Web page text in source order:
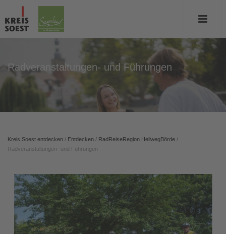
Radveranstaltungen- und Führungen
Kreis Soest entdecken / Entdecken / RadReiseRegion HellwegBörde /
Radveranstaltungen- und Führungen